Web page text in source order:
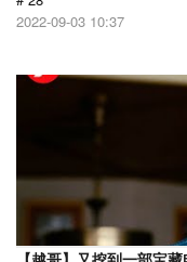
2022-09-03 10:37